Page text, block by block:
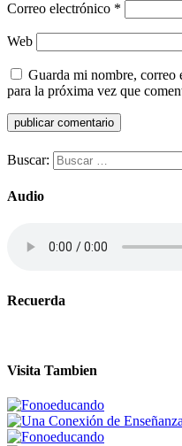
Correo electrónico *
Web
Guarda mi nombre, correo
para la próxima vez que
Buscar:
Audio
Recuerda
Visita Tambien